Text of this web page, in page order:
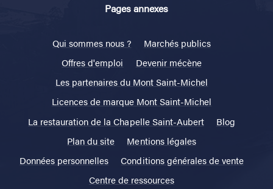
Pages annexes
Qui sommes nous ?
Marchés publics
Offres d'emploi
Devenir mécène
Les partenaires du Mont Saint-Michel
Licences de marque Mont Saint-Michel
La restauration de la Chapelle Saint-Aubert
Blog
Plan du site
Mentions légales
Données personnelles
Conditions générales de vente
Centre de ressources